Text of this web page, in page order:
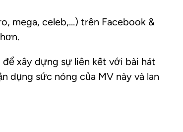
mega, celeb,…) trên Facebook &
xây dựng sự liên kết với bài hát
dụng sức nóng của MV này và lan